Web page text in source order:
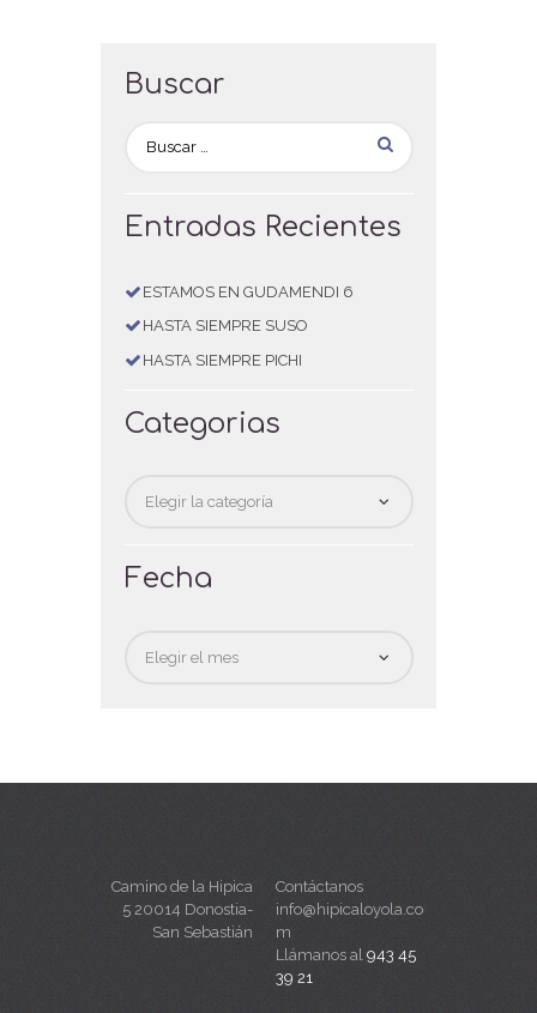
Buscar
Entradas Recientes
ESTAMOS EN GUDAMENDI 6
HASTA SIEMPRE SUSO
HASTA SIEMPRE PICHI
Categorias
Fecha
Camino de la Hipica
5 20014 Donostia-
San Sebastián
Contáctanos
info@hipicaloyola.co
m
Llámanos al 943 45
39 21